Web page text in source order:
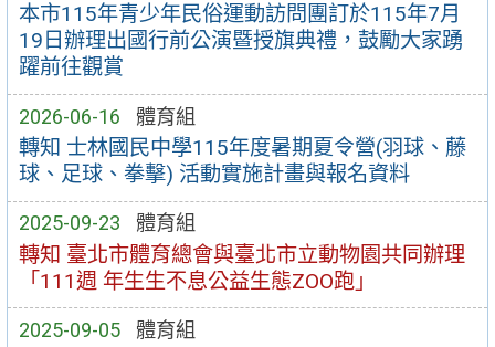
本市115年青少年民俗運動訪問團訂於115年7月
19日辦理出國行前公演暨授旗典禮，鼓勵大家踴
躍前往觀賞
2026-06-16 體育組
轉知 士林國民中學115年度暑期夏令營(羽球、藤
球、足球、拳擊) 活動實施計畫與報名資料
2025-09-23 體育組
轉知 臺北市體育總會與臺北市立動物園共同辦理
「111週 年生生不息公益生態ZOO跑」
2025-09-05 體育組